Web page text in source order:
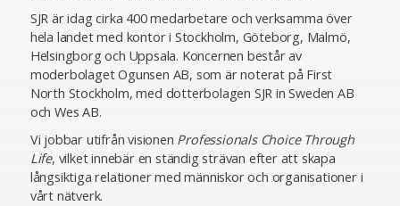
SJR är idag cirka 400 medarbetare och verksamma över
hela landet med kontor i Stockholm, Göteborg, Malmö,
Helsingborg och Uppsala. Koncernen består av
moderbolaget Ogunsen AB, som är noterat på First
North Stockholm, med dotterbolagen SJR in Sweden AB
och Wes AB.
Vi jobbar utifrån visionen Professionals Choice Through
Life, vilket innebär en ständig strävan efter att skapa
långsiktiga relationer med människor och organisationer i
vårt nätverk.